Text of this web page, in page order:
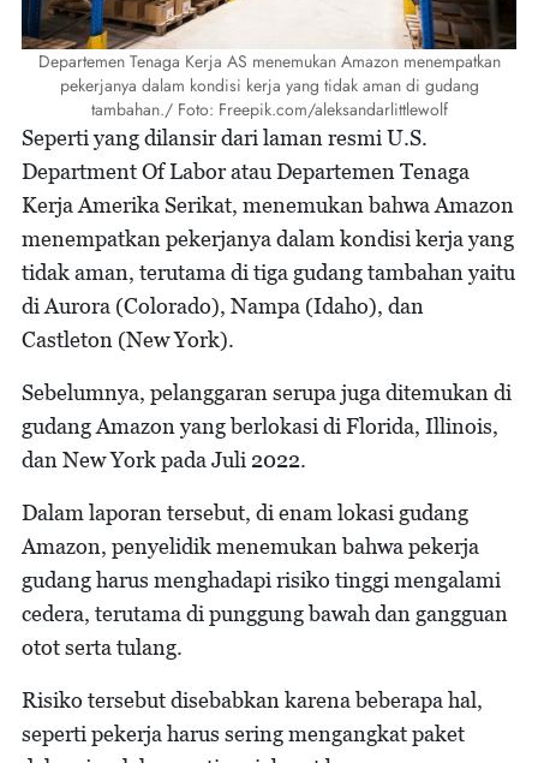
Departemen Tenaga Kerja AS menemukan Amazon menempatkan
pekerjanya dalam kondisi kerja yang tidak aman di gudang
tambahan./ Foto: Freepik.com/aleksandarlittlewolf
Seperti yang dilansir dari laman resmi U.S.
Department Of Labor atau Departemen Tenaga
Kerja Amerika Serikat, menemukan bahwa Amazon
menempatkan pekerjanya dalam kondisi kerja yang
tidak aman, terutama di tiga gudang tambahan yaitu
di Aurora (Colorado), Nampa (Idaho), dan
Castleton (New York).
Sebelumnya, pelanggaran serupa juga ditemukan di
gudang Amazon yang berlokasi di Florida, Illinois,
dan New York pada Juli 2022.
Dalam laporan tersebut, di enam lokasi gudang
Amazon, penyelidik menemukan bahwa pekerja
gudang harus menghadapi risiko tinggi mengalami
cedera, terutama di punggung bawah dan gangguan
otot serta tulang.
Risiko tersebut disebabkan karena beberapa hal,
seperti pekerja harus sering mengangkat paket